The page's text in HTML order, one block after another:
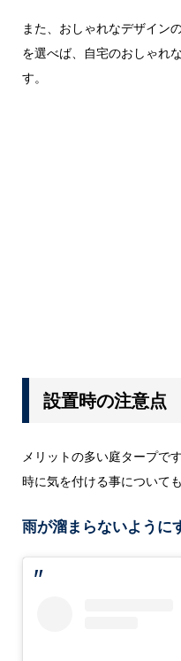
また、おしゃれなデザイン
を選べば、自宅のおしゃれ
す。
設置時の注意点
メリットの多い庭タープで
時に気を付ける事について
雨が溜まらないように